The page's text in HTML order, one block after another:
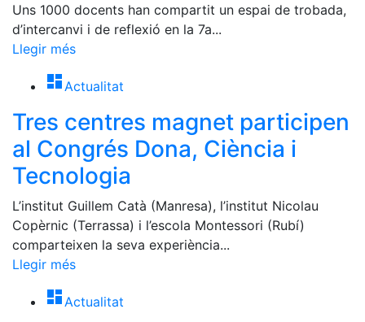
Uns 1000 docents han compartit un espai de trobada,
d’intercanvi i de reflexió en la 7a...
Llegir més
dashboard Actualitat
Tres centres magnet participen
al Congrés Dona, Ciència i
Tecnologia
L’institut Guillem Catà (Manresa), l’institut Nicolau
Copèrnic (Terrassa) i l’escola Montessori (Rubí)
comparteixen la seva experiència...
Llegir més
dashboard Actualitat